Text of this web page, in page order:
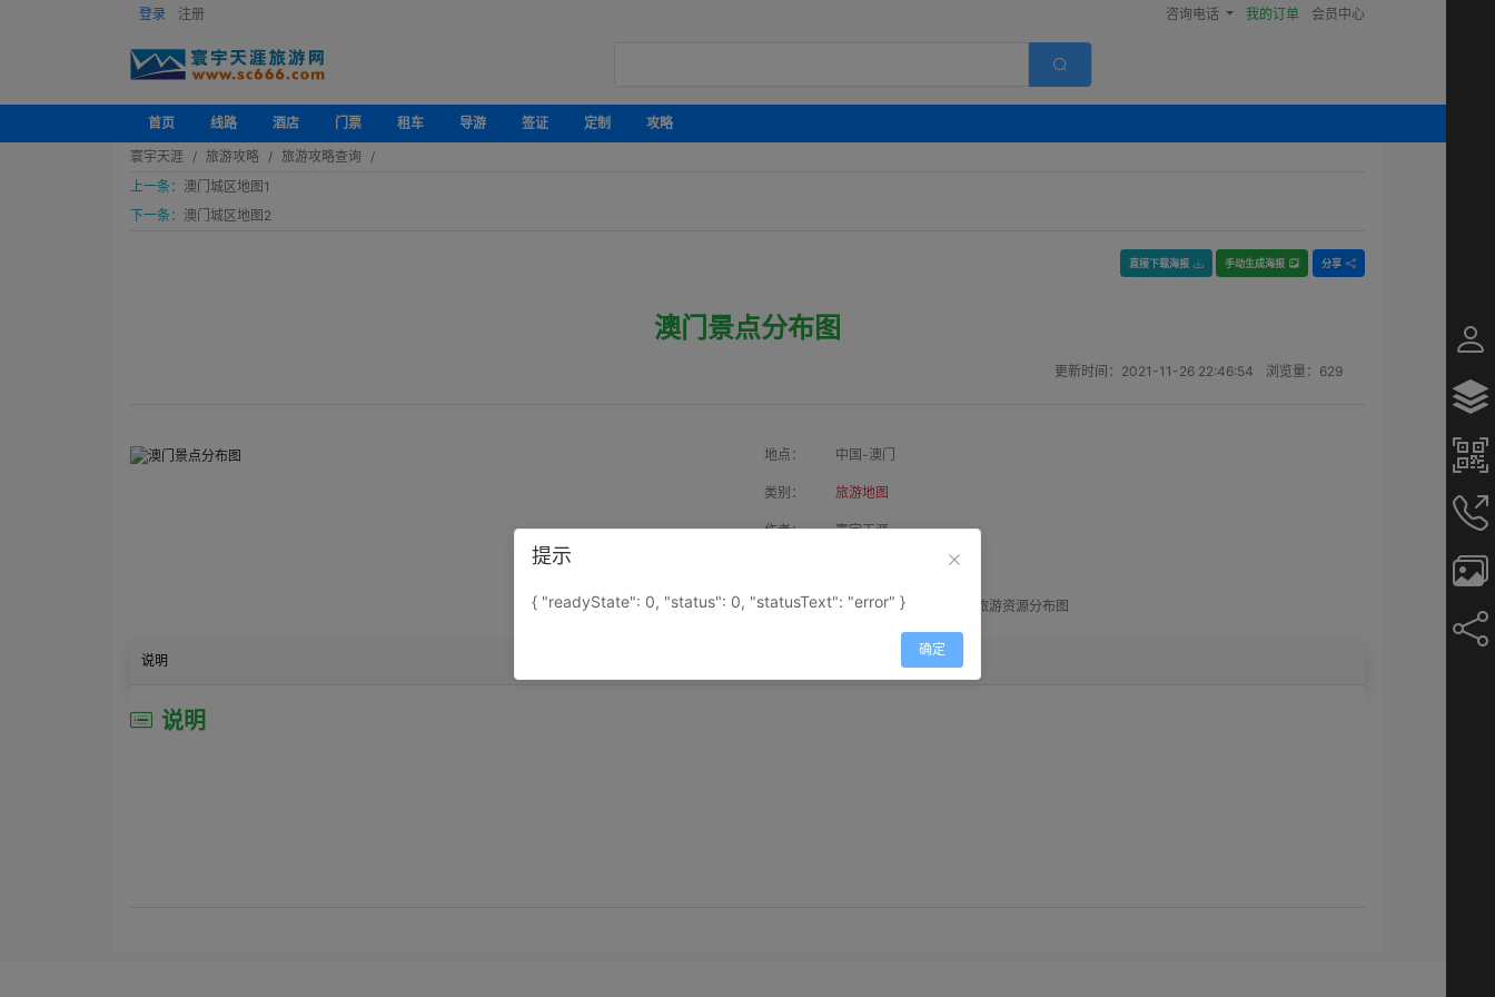
登录 注册 咨询电话 我的订单 会员中心
首页 线路 酒店 门票 租车 导游 签证 定制
攻略
寰宇天涯
旅游攻略
旅游攻略查询
上一条： 澳门城区地图1
下一条： 澳门城区地图2
直接下载海报 手动生成海报 分享
澳门景点分布图
更新时间： 2021-11-26 22:46:54 浏览量： 629
地点： 中国-澳门
类别： 旅游地图
作者： 寰宇天涯
属性： 地图属性： 地图类型-旅游资源分布图
说明
说明
提示
{ "readyState": 0, "status": 0, "statusText": "error" }
确定